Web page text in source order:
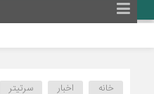
خانه اخبار سرتیتر